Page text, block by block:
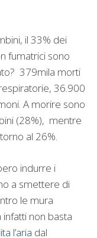
il 33% dei
fumatrici sono
379mila morti
36.900
A morire sono
(28%), mentre
al 26%.
indurre i
a smettere di
le mura
non basta
l’aria dal